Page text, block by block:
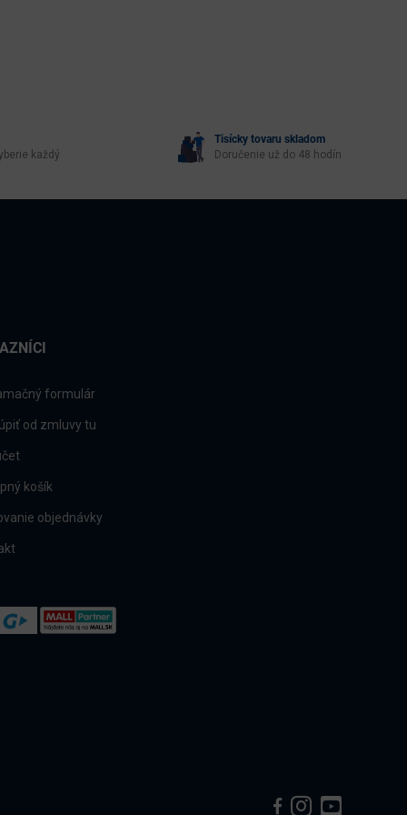
každý
Tisícky tovaru skladom
Doručenie už do 48 hodín
formulár
od zmluvy tu
košík
objednávky